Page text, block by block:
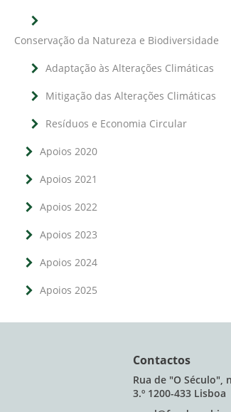
Conservação da Natureza e Biodiversidade
Adaptação às Alterações Climáticas
Mitigação das Alterações Climáticas
Resíduos e Economia Circular
Apoios 2020
Apoios 2021
Apoios 2022
Apoios 2023
Apoios 2024
Apoios 2025
Contactos
Rua de "O Século",
3.º 1200-433 Lisboa